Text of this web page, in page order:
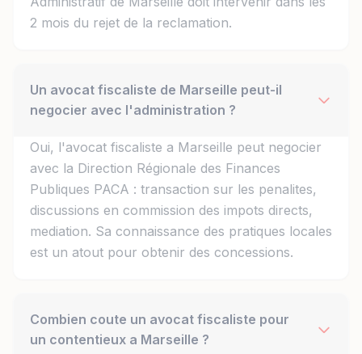
2 mois du rejet de la reclamation.
Un avocat fiscaliste de Marseille peut-il
negocier avec l'administration ?
Oui, l'avocat fiscaliste a Marseille peut negocier
avec la Direction Régionale des Finances
Publiques PACA : transaction sur les penalites,
discussions en commission des impots directs,
mediation. Sa connaissance des pratiques locales
est un atout pour obtenir des concessions.
Combien coute un avocat fiscaliste pour
un contentieux a Marseille ?